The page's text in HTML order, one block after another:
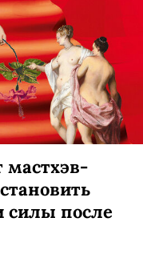
мастхэв-
силы после